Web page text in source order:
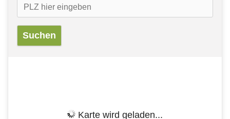
Karte wird geladen...